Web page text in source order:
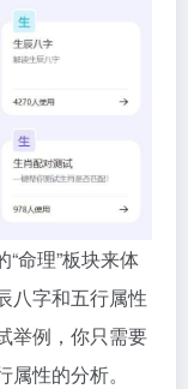
命理”板块来体
八字和五行属性
举例，你只需要
性的分析。